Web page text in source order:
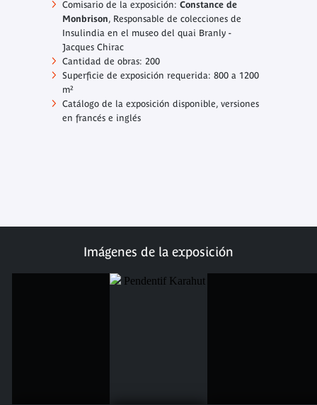
Comisario de la exposición: Constance de
Monbrison, Responsable de colecciones de
Insulindia en el museo del quai Branly -
Jacques Chirac
Cantidad de obras: 200
Superficie de exposición requerida: 800 a 1200
m²
Catálogo de la exposición disponible, versiones
en francés e inglés
Imágenes de la exposición